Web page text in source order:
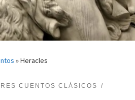
»Heracles
CUENTOS CLÁSICOS